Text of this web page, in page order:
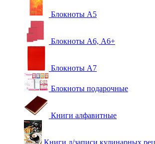
Блокноты А5
Блокноты А6, А6+
Блокноты А7
Блокноты подарочные
Книги алфавитные
Книги д/записи кулинарных